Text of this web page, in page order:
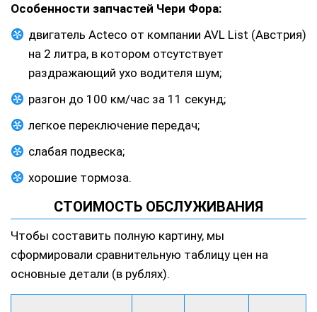
Особенности запчастей Чери Фора:
двигатель Acteco от компании AVL List (Австрия)
на 2 литра, в котором отсутствует
раздражающий ухо водителя шум;
разгон до 100 км/час за 11 секунд;
легкое переключение передач;
слабая подвеска;
хорошие тормоза.
СТОИМОСТЬ ОБСЛУЖИВАНИЯ
Чтобы составить полную картину, мы
сформировали сравнительную таблицу цен на
основные детали (в рублях).